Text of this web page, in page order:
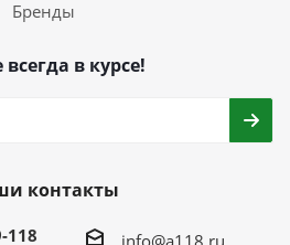
Бренды
всегда в курсе!
контакты
118 info@a118.ru